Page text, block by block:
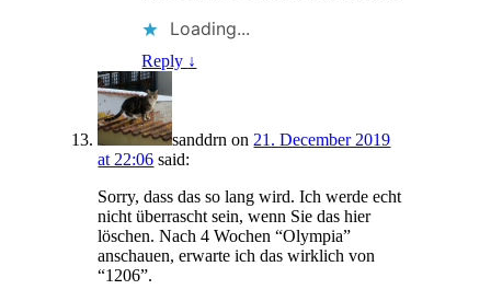
Loading...
Reply ↓
sanddrn on 21. December 2019
at 22:06 said:
Sorry, dass das so lang wird. Ich werde echt
nicht überrascht sein, wenn Sie das hier
löschen. Nach 4 Wochen “Olympia”
anschauen, erwarte ich das wirklich von
“1206”.